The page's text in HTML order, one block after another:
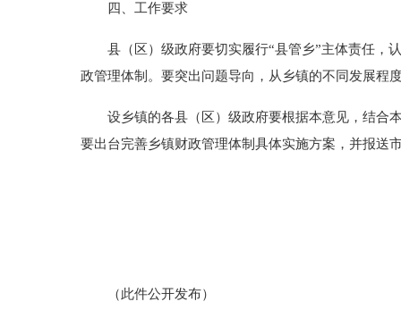
四、工作要求
县（区）级政府要切实履行“县管乡”主体责任，认
政管理体制。要突出问题导向，从乡镇的不同发展程
设乡镇的各县（区）级政府要根据本意见，结合本
要出台完善乡镇财政管理体制具体实施方案，并报送
（此件公开发布）